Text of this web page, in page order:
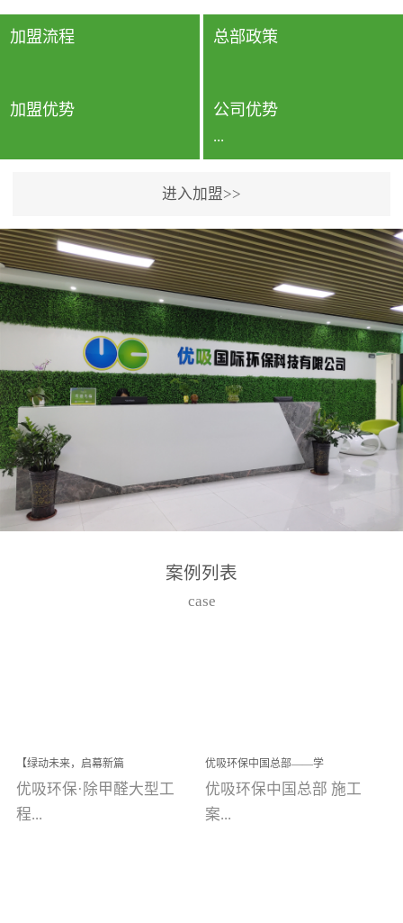
要。因为空间内人流携带
的、空气...
测结果可靠，远胜于其他
检测...
加盟流程 总部政策
加盟优势 公司优势
...
专利保护优势、双甲资质
企业（“室内环境净化治理
甲级施工资质”“室内环境
污染治理资质等级证
书”）、拥有多名高级《环
境工程高级工程师》室内
空气治理资格认证的治理
人员、掌握室内空气净化
治理实用技术和五项专利
技术、八项计算机软件著
作权登记证书等。研发实
高技能的团队。汇聚了众
在广州番禺区成功建立产
品线生产基地，工厂拥有
自动化生产设备和成熟的
进入加盟>>
案例列表
case
【绿动未来，启幕新篇
章】优吸环保中标深圳安
居乐寓，超大型工装室内
空气治理项目顺利启航，
优吸环保·除甲醛大型工
程...
优吸环保中国总部——学
校施工案例(节选)
优吸环保中国总部 施工
案...